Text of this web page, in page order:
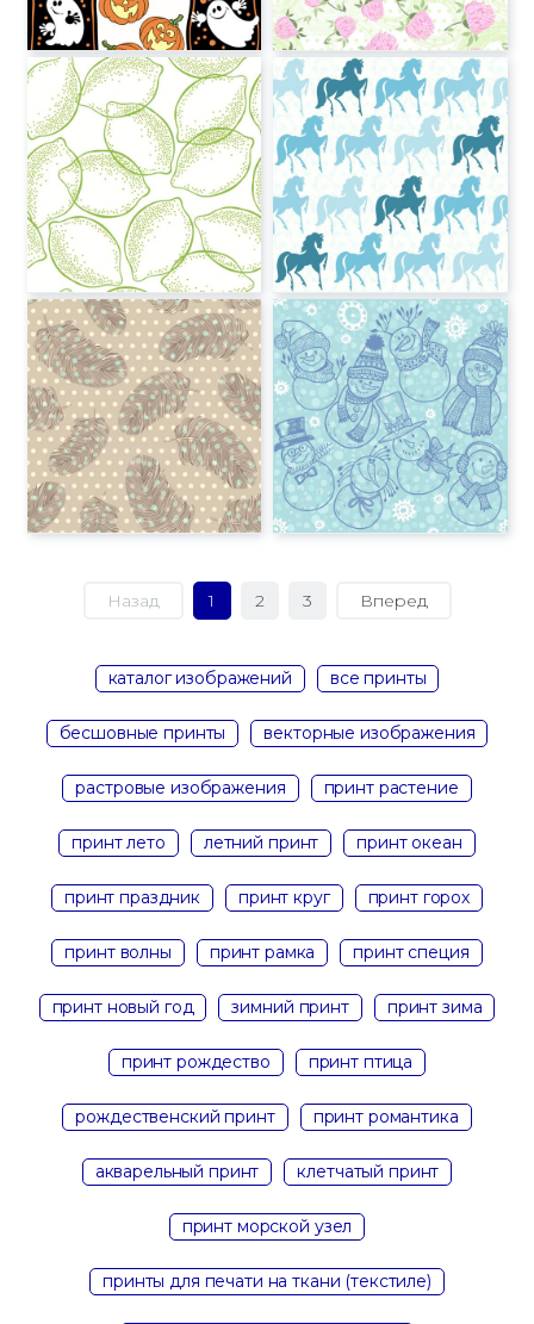
Назад 1 2 3 Вперед
каталог изображений все принты
бесшовные принты векторные изображения
растровые изображения принт растение
принт лето летний принт принт океан
принт праздник принт круг принт горох
принт волны принт рамка принт специя
принт новый год зимний принт принт зима
принт рождество принт птица
рождественский принт принт романтика
акварельный принт клетчатый принт
принт морской узел
принты для печати на ткани (текстиле)